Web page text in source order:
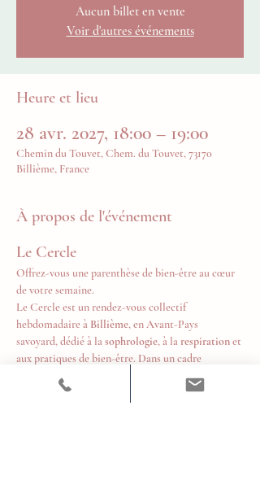
Aucun billet en vente
Voir d'autres événements
Heure et lieu
28 avr. 2027, 18:00 – 19:00
Chemin du Touvet, Chem. du Touvet, 73170
Billième, France
À propos de l'événement
Le Cercle
Offrez-vous une parenthèse de bien-être au cœur
de votre semaine.
Le Cercle est un rendez-vous collectif
hebdomadaire à Billième, en Avant-Pays
savoyard, dédié à la sophrologie, à la respiration et
aux pratiques de bien-être. Dans un cadre
chaleureux et bienveillant, chacun est invité à
prendre un temps pour soi, relâcher les tensions,